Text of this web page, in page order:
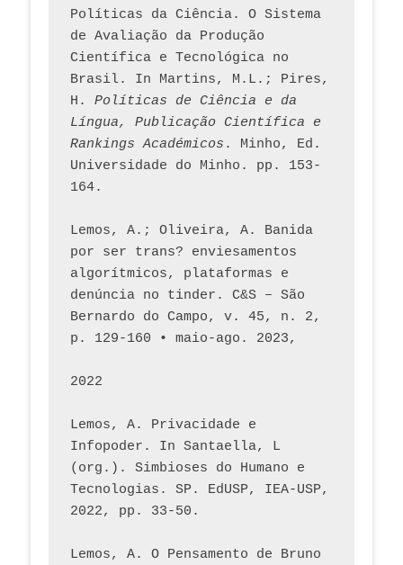
Políticas da Ciência. O Sistema
de Avaliação da Produção
Científica e Tecnológica no
Brasil. In Martins, M.L.; Pires,
H. Políticas de Ciência e da
Língua, Publicação Científica e
Rankings Académicos . Minho, Ed.
Universidade do Minho. pp. 153-
164.
Lemos, A.; Oliveira, A. Banida
por ser trans? enviesamentos
algorítmicos, plataformas e
denúncia no tinder. C&S – São
Bernardo do Campo, v. 45, n. 2,
p. 129-160 • maio-ago. 2023,
2022
Lemos, A. Privacidade e
Infopoder. In Santaella, L
(org.). Simbioses do Humano e
Tecnologias. SP. EdUSP, IEA-USP,
2022, pp. 33-50.
Lemos, A. O Pensamento de Bruno